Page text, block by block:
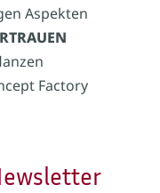
Aspekten
Factory